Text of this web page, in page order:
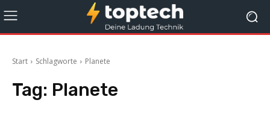
Start Schlagworte Planete
Tag: Planete